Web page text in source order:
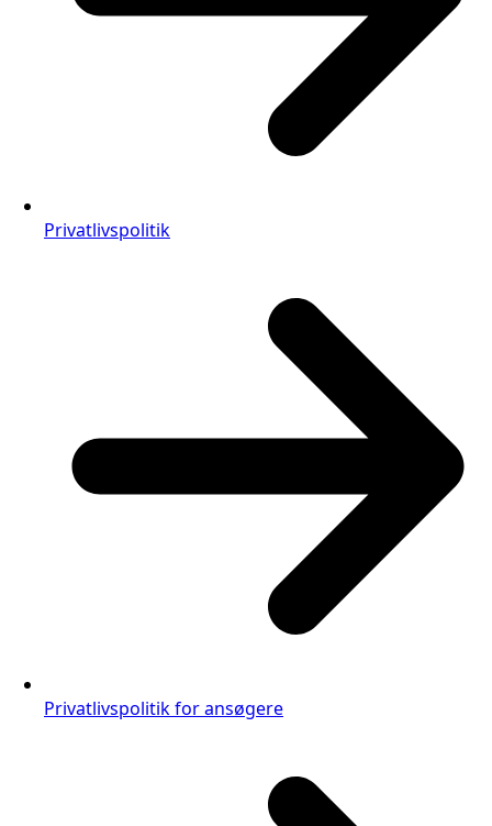
Privatlivspolitik
Privatlivspolitik for ansøgere